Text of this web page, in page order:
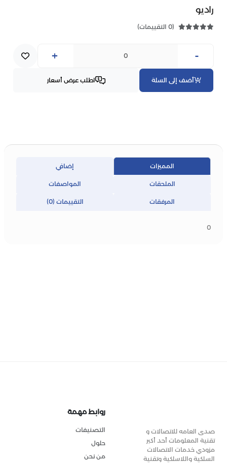
راديو
(0 التقييمات)
-
+
أضف إلى السلة اطلب عرض أسعار
المميزات إضافي
الملحقات المواصفات
المرفقات التقييمات (0)
0
صدى العامه للاتصالات و
تقنية المعلومات أحد أكبر
مزودي خدمات الاتصالات
السلكية واللاسلكية وتقنية
روابط مهمة
التصنيفات
حلول
من نحن